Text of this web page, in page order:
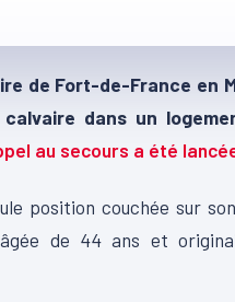
de Fort-de-France en
dans un
au secours a été
position couchée sur
de 44 ans et